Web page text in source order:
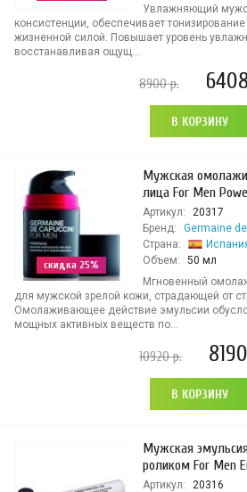
Увлажняющий
консистенции, обеспечивает
жизненной силой. Повышает уровень
восстанавливая ощущ...
8900р. 6408
В КОРЗИНУ
скидка 25%
Мужская
лица For Men
Артикул:
20317
Бренд:
Germaine
Страна:
Объем:
50 мл
Мгновенный
для мужской зрелой кожи, страдающей от
Омолаживающее действие эмульсии
мощных активных веществ по...
10920р. 8190
В КОРЗИНУ
Мужская
роликом For Men
Артикул:
20316